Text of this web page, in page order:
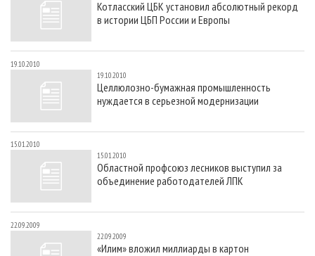
СУШКА ДРЕВЕСИНЫ
ПРОИЗВОДСТВО ДРЕВЕСНЫХ ПЛИТ
ДЕРЕВЯННОЕ ДОМОСТРОЕНИЕ
ПРОИЗВОДСТВО МЕБЕЛИ
БИОЭНЕРГЕТИКА
ЦБП
ИНСТРУМЕНТ И МАТЕРИАЛЫ
ПЕРСОНЫ
МОБИЛЬНЫЕ ВЫСТАВКИ
ПРИОРИТЕТНЫЕ ИНВЕСТПРОЕКТЫ
RUSSIAN FORESTRY REVIEW
ГАЗЕТА ЛЕСПРОМФОРУМ
БИБЛИОТЕКА СПЕЦИАЛИСТА
КОНТАКТЫ
РЕКЛАМА
Котласский ЦБК установил абсолютный рекорд
в истории ЦБП России и Европы
19.10.2010
19.10.2010
Целлюлозно-бумажная промышленность
нуждается в серьезной модернизации
15.01.2010
15.01.2010
Областной профсоюз лесников выступил за
объединение работодателей ЛПК
22.09.2009
22.09.2009
«Илим» вложил миллиарды в картон